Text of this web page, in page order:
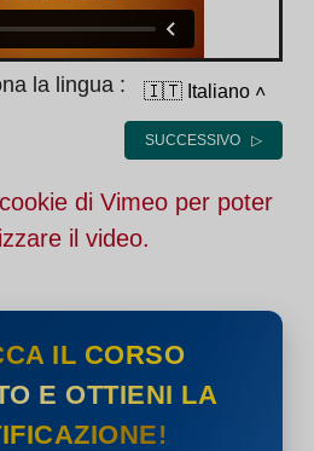
la lingua : 🇮🇹 Italiano ˄
SUCCESSIVO ▷
di Vimeo per poter
il video.
IL CORSO
E OTTIENI LA